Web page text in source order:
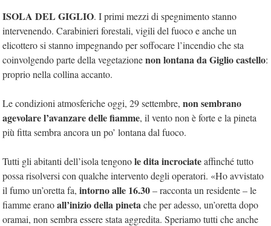
ISOLA DEL GIGLIO. I primi mezzi di spegnimento stanno
intervenendo. Carabinieri forestali, vigili del fuoco e anche un
elicottero si stanno impegnando per soffocare l’incendio che sta
coinvolgendo parte della vegetazionenon lontana da Giglio castello:
proprio nella collina accanto.
Le condizioni atmosferiche oggi, 29 settembre, non sembrano
agevolare l’avanzare delle fiamme, il vento non è forte e la pineta
più fitta sembra ancora un po’ lontana dal fuoco.
Tutti gli abitanti dell’isola tengonole dita incrociateaffinché tutto
possa risolversi con qualche intervento degli operatori. «Ho avvistato
il fumo un’oretta fa, intorno alle 16.30– racconta un residente – le
fiamme eranoall’inizio della pinetache per adesso, un’oretta dopo
oramai, non sembra essere stata aggredita. Speriamo tutti che anche